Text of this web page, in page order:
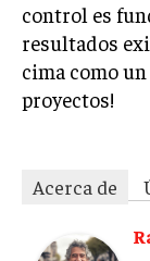
control es
resultados
cima como
proyectos!
Acerca de